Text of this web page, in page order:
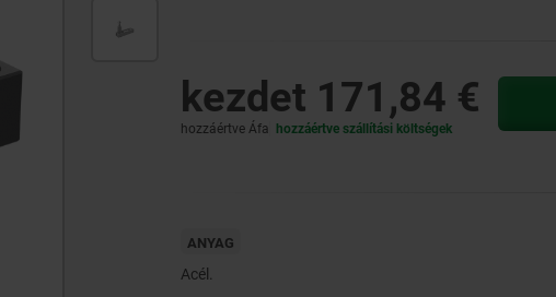
kezdet 171,84 €
hozzáértve Áfa hozzáértve szállítási költségek
ANYAG
Acél.